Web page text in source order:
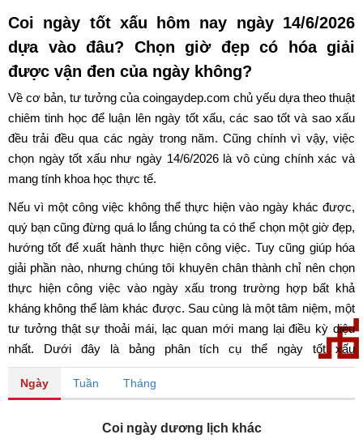
Coi ngày tốt xấu hôm nay ngày 14/6/2026
dựa vào đâu? Chọn giờ đẹp có hóa giải
được vận đen của ngày không?
Về cơ bản, tư tưởng của coingaydep.com chủ yếu dựa theo thuật
chiêm tinh học để luận lên ngày tốt xấu, các sao tốt và sao xấu
đều trải đều qua các ngày trong năm. Cũng chính vì vậy, việc
chọn ngày tốt xấu như ngày 14/6/2026 là vô cùng chính xác và
mang tính khoa học thực tế.
Nếu vì một công việc không thể thực hiện vào ngày khác được,
quý bạn cũng đừng quá lo lắng chúng ta có thể chọn một giờ đẹp,
hướng tốt để xuất hành thực hiện công việc. Tuy cũng giúp hóa
giải phần nào, nhưng chúng tôi khuyên chân thành chỉ nên chọn
thực hiện công việc vào ngày xấu trong trường hợp bất khả
kháng không thể làm khác được. Sau cùng là một tâm niệm, một
tư tưởng thật sự thoải mái, lạc quan mới mang lại điều kỳ diệu
nhất. Dưới đây là bảng phân tích cụ thể ngày tốt xấu
ngày 14/6/2026. Chúc quý bạn có một ngày may mắn và tốt lành.
Ngày Tuần Tháng
Coi ngày dương lịch khác